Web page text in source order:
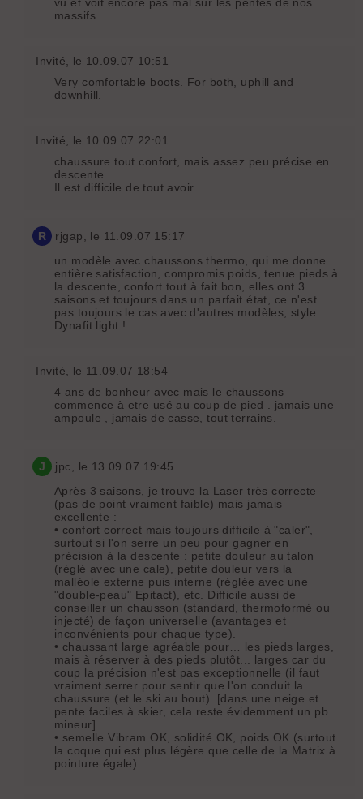
massifs.
Invité , le 10.09.07 10:51
Very comfortable boots. For both, uphill and
downhill.
Invité , le 10.09.07 22:01
chaussure tout confort, mais assez peu précise en
descente.
Il est difficile de tout avoir
R rjgap , le 11.09.07 15:17
un modèle avec chaussons thermo, qui me donne
entière satisfaction, compromis poids, tenue pieds à
la descente, confort tout à fait bon, elles ont 3
saisons et toujours dans un parfait état, ce n'est
pas toujours le cas avec d'autres modèles, style
Dynafit light !
Invité , le 11.09.07 18:54
4 ans de bonheur avec mais le chaussons
commence à etre usé au coup de pied . jamais une
ampoule , jamais de casse, tout terrains.
J jpc
, le 13.09.07 19:45
Après 3 saisons, je trouve la Laser très correcte
(pas de point vraiment faible) mais jamais
excellente :
• confort correct mais toujours difficile à "caler",
surtout si l'on serre un peu pour gagner en
précision à la descente : petite douleur au talon
(réglé avec une cale), petite douleur vers la
malléole externe puis interne (réglée avec une
"double-peau" Epitact), etc. Difficile aussi de
conseiller un chausson (standard, thermoformé ou
injecté) de façon universelle (avantages et
inconvénients pour chaque type).
• chaussant large agréable pour… les pieds larges,
mais à réserver à des pieds plutôt... larges car du
coup la précision n'est pas exceptionnelle (il faut
vraiment serrer pour sentir que l'on conduit la
chaussure (et le ski au bout). [dans une neige et
pente faciles à skier, cela reste évidemment un pb
mineur]
• semelle Vibram OK, solidité OK, poids OK (surtout
la coque qui est plus légère que celle de la Matrix à
pointure égale).